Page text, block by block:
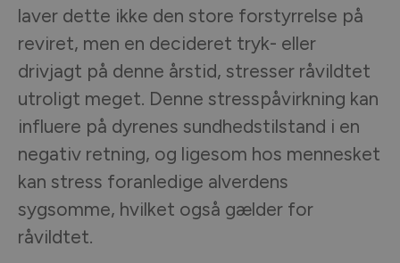
laver dette ikke den store forstyrrelse på
reviret, men en decideret tryk- eller
drivjagt på denne årstid, stresser råvildtet
utroligt meget. Denne stresspåvirkning kan
influere på dyrenes sundhedstilstand i en
negativ retning, og ligesom hos mennesket
kan stress foranledige alverdens
sygsomme, hvilket også gælder for
råvildtet.